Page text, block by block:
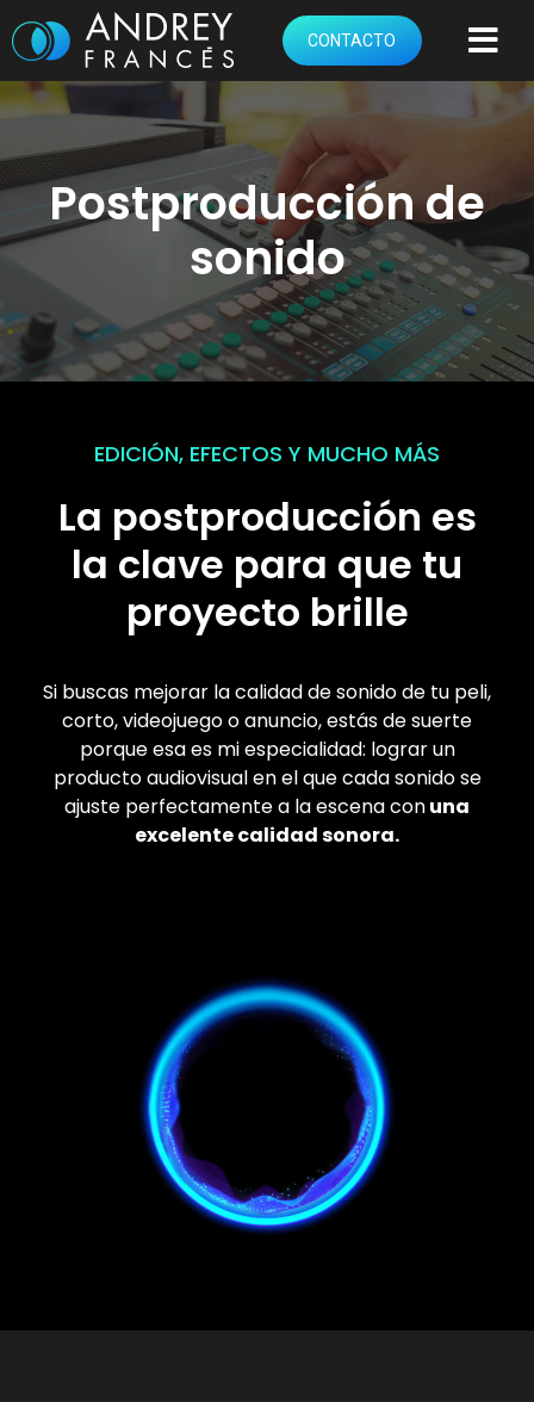
CONTACTO
Postproducción de
sonido
EDICIÓN, EFECTOS Y MUCHO MÁS
La postproducción es
la clave para que tu
proyecto brille
Si buscas mejorar la calidad de sonido de tu peli,
corto, videojuego o anuncio, estás de suerte
porque esa es mi especialidad: lograr un
producto audiovisual en el que cada sonido se
ajuste perfectamente a la escena conuna
excelente calidad sonora.